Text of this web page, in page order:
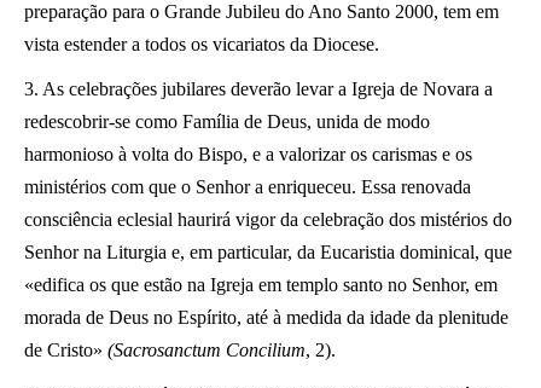
preparação para o Grande Jubileu do Ano Santo 2000, tem em
vista estender a todos os vicariatos da Diocese.
3. As celebrações jubilares deverão levar a Igreja de Novara a
redescobrir-se como Família de Deus, unida de modo
harmonioso à volta do Bispo, e a valorizar os carismas e os
ministérios com que o Senhor a enriqueceu. Essa renovada
consciência eclesial haurirá vigor da celebração dos mistérios do
Senhor na Liturgia e, em particular, da Eucaristia dominical, que
«edifica os que estão na Igreja em templo santo no Senhor, em
morada de Deus no Espírito, até à medida da idade da plenitude
de Cristo» (Sacrosanctum Concilium, 2).